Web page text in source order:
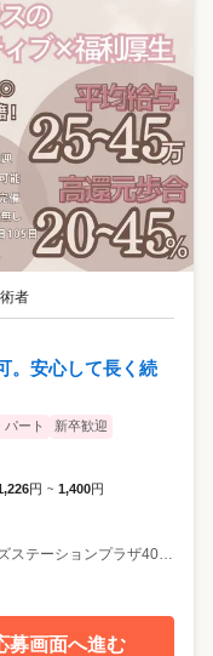
者
。安心して長く続
パート
新卒歓迎
円 ~ 1,400円
ーションプラザ404号室
募画面へ進む